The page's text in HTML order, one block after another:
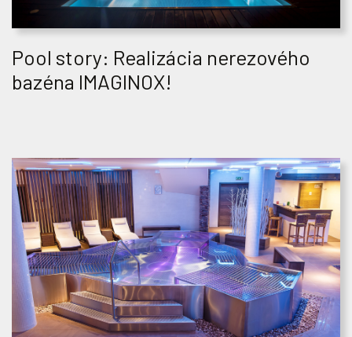
Pool story: Realizácia nerezového
bazéna IMAGINOX!